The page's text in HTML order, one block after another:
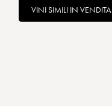
VINI SIMILI IN VENDITA